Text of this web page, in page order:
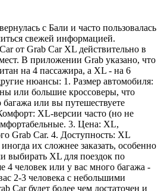
с Бали и часто пользовалась
свежей информацией.
от Grab Car XL действительно в
В приложении Grab указано, что
на 4 пассажира, а XL - на 6
нюансы: 1. Размер автомобиля:
или большие кроссоверы, что
или вы путешествуете
XL-версии часто (но не
3. Цена: XL,
Grab Car. 4. Доступность: XL
их сложнее заказать, особенно
выбирать XL для поездок по
4 человек или у вас много багажа -
2-3 человека с небольшими
Car будет более чем достаточен и